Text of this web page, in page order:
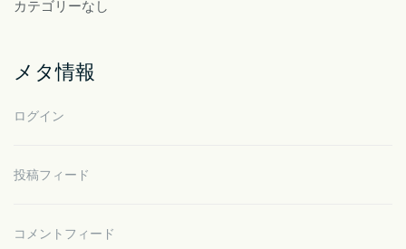
カテゴリーなし
メタ情報
ログイン
投稿フィード
コメントフィード